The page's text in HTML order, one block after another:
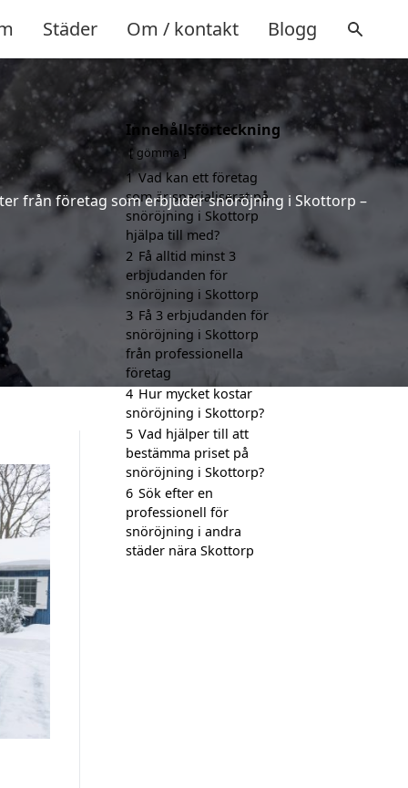
Städer Om / kontakt Blogg
från företag som erbjuder snöröjning i Skottorp –
Innehållsförteckning
gömma
1 Vad kan ett företag
som är specialiserat på
snöröjning i Skottorp
hjälpa till med?
2 Få alltid minst 3
erbjudanden för
snöröjning i Skottorp
3 Få 3 erbjudanden för
snöröjning i Skottorp
från professionella
företag
4 Hur mycket kostar
snöröjning i Skottorp?
5 Vad hjälper till att
bestämma priset på
snöröjning i Skottorp?
6 Sök efter en
professionell för
snöröjning i andra
städer nära Skottorp